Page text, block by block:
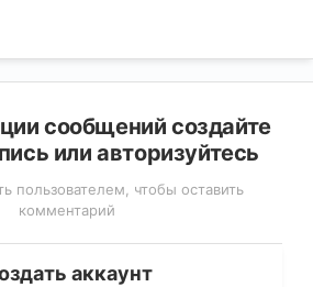
сообщений создайте
или авторизуйтесь
пользователем, чтобы оставить
комментарий
аккаунт